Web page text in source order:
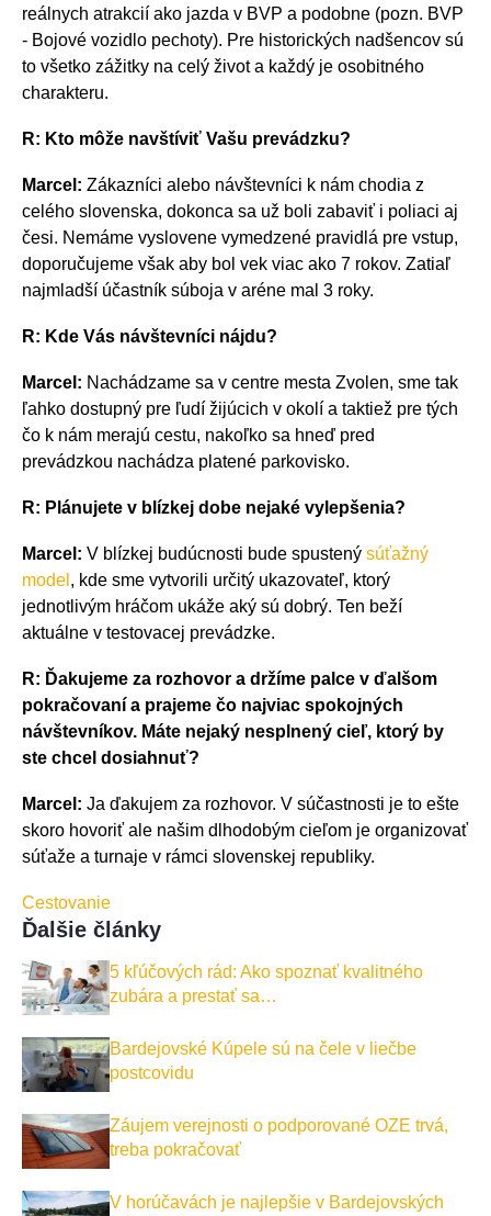
reálnych atrakcií ako jazda v BVP a podobne (pozn. BVP
- Bojové vozidlo pechoty). Pre historických nadšencov sú
to všetko zážitky na celý život a každý je osobitného
charakteru.
R: Kto môže navštíviť Vašu prevádzku?
Marcel: Zákazníci alebo návštevníci k nám chodia z
celého slovenska, dokonca sa už boli zabaviť i poliaci aj
česi. Nemáme vyslovene vymedzené pravidlá pre vstup,
doporučujeme však aby bol vek viac ako 7 rokov. Zatiaľ
najmladší účastník súboja v aréne mal 3 roky.
R: Kde Vás návštevníci nájdu?
Marcel: Nachádzame sa v centre mesta Zvolen, sme tak
ľahko dostupný pre ľudí žijúcich v okolí a taktiež pre tých
čo k nám merajú cestu, nakoľko sa hneď pred
prevádzkou nachádza platené parkovisko.
R: Plánujete v blízkej dobe nejaké vylepšenia?
Marcel: V blízkej budúcnosti bude spustený súťažný
model , kde sme vytvorili určitý ukazovateľ, ktorý
jednotlivým hráčom ukáže aký sú dobrý. Ten beží
aktuálne v testovacej prevádzke.
R: Ďakujeme za rozhovor a držíme palce v ďalšom
pokračovaní a prajeme čo najviac spokojných
návštevníkov. Máte nejaký nesplnený cieľ, ktorý by
ste chcel dosiahnuť?
Marcel: Ja ďakujem za rozhovor. V súčastnosti je to ešte
skoro hovoriť ale našim dlhodobým cieľom je organizovať
súťaže a turnaje v rámci slovenskej republiky.
Cestovanie
Ďalšie články
5 kľúčových rád: Ako spoznať kvalitného
zubára a prestať sa…
Bardejovské Kúpele sú na čele v liečbe
postcovidu
Záujem verejnosti o podporované OZE trvá,
treba pokračovať
V horúčavách je najlepšie v Bardejovských